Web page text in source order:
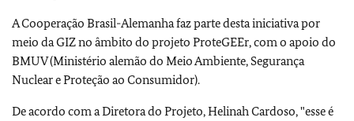
A Cooperação Brasil-Alemanha faz parte desta iniciativa por
meio da GIZ no âmbito do projeto ProteGEEr, com o apoio do
BMUV (Ministério alemão do Meio Ambiente, Segurança
Nuclear e Proteção ao Consumidor).
De acordo com a Diretora do Projeto, Helinah Cardoso, "esse é